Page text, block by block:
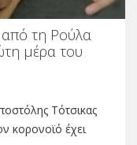
από τη Ρούλα
μέρα του
Τότσικας
κορονοϊό έχει